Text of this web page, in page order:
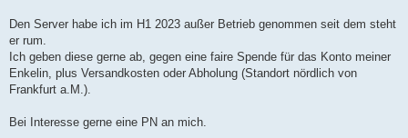
Den Server habe ich im H1 2023 außer Betrieb genommen seit dem steht
er rum.
Ich geben diese gerne ab, gegen eine faire Spende für das Konto meiner
Enkelin, plus Versandkosten oder Abholung (Standort nördlich von
Frankfurt a.M.).
Bei Interesse gerne eine PN an mich.